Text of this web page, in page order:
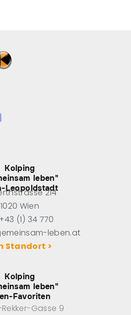
Kolping
leben"
Leopoldstadt
214
1020 Wien
(1) 34 770
leben.at
Standort >
Kolping
leben"
Favoriten
Gasse 9